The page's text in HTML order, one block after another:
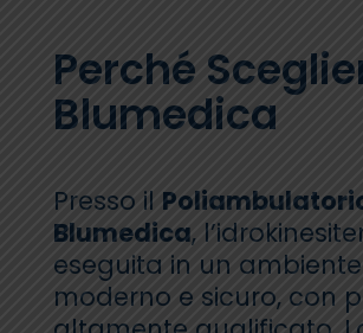
Perché
Blumedica
Presso il
Blumedica,
eseguita in un ambiente
moderno e sicuro, con